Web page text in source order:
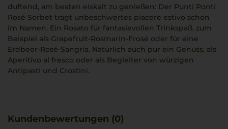
duftend, am besten eiskalt zu genießen: Der Punti Ponti
Rosé Sorbet trägt unbeschwertes piacere estivo schon
im Namen. Ein Rosato für fantasievollen Trinkspaß, zum
Beispiel als Grapefruit-Rosmarin-Frosé oder für eine
Erdbeer-Rosé-Sangria. Natürlich auch pur ein Genuss, als
Aperitivo al fresco oder als Begleiter von würzigen
Antipasti und Crostini.
Kundenbewertungen (0)